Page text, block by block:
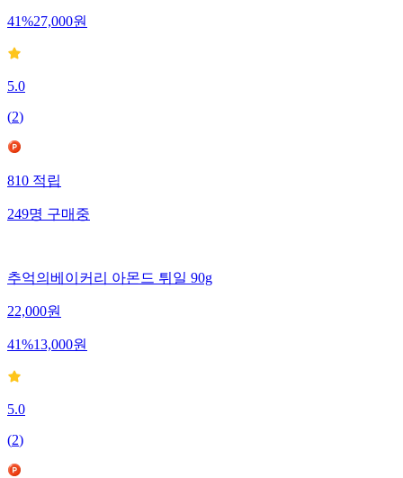
41%27,000원
5.0
(2)
810적립
249명구매중
추억의베이커리 아몬드 튀일 90g
22,000원
41%13,000원
5.0
(2)